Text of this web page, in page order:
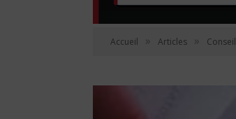
Accueil » Articles » Conseil